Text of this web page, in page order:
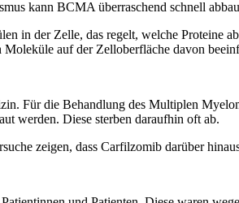
kann BCMA überraschend schnell
in der Zelle, das regelt, welche Proteine
auf der Zelloberfläche davon
Für die Behandlung des Multiplen
werden. Diese sterben daraufhin oft ab.
zeigen, dass Carfilzomib darüber